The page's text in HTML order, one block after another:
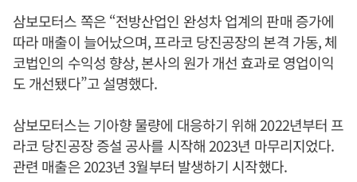
삼보모터스 쪽은 “전방산업인 완성차 업계의 판매 증가에
따라 매출이 늘어났으며, 프라코 당진공장의 본격 가동, 체
코법인의 수익성 향상, 본사의 원가 개선 효과로 영업이익
도 개선됐다”고 설명했다.
삼보모터스는 기아향 물량에 대응하기 위해 2022년부터 프
라코 당진공장 증설 공사를 시작해 2023년 마무리지었다.
관련 매출은 2023년 3월부터 발생하기 시작했다.